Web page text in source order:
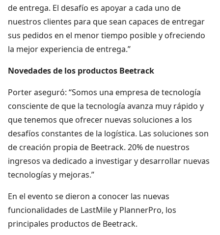
de entrega. El desafío es apoyar a cada uno de
nuestros clientes para que sean capaces de entregar
sus pedidos en el menor tiempo posible y ofreciendo
la mejor experiencia de entrega.”
Novedades de los productos Beetrack
Porter aseguró: “Somos una empresa de tecnología
consciente de que la tecnología avanza muy rápido y
que tenemos que ofrecer nuevas soluciones a los
desafíos constantes de la logística. Las soluciones son
de creación propia de Beetrack. 20% de nuestros
ingresos va dedicado a investigar y desarrollar nuevas
tecnologías y mejoras.”
En el evento se dieron a conocer las nuevas
funcionalidades de LastMile y PlannerPro, los
principales productos de Beetrack.